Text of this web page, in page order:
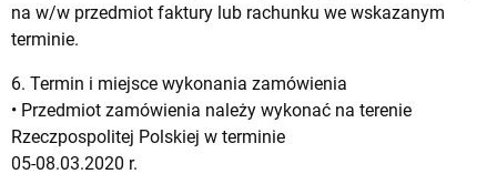
na w/w przedmiot faktury lub rachunku we wskazanym
terminie.
6. Termin i miejsce wykonania zamówienia
• Przedmiot zamówienia należy wykonać na terenie
Rzeczpospolitej Polskiej w terminie
05-08.03.2020 r.